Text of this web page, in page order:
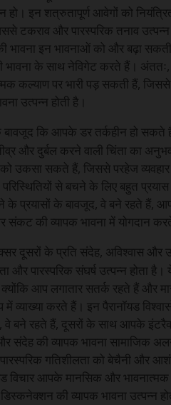
न हो। इन शत्रुतापूर्ण आवेगों को
टकराव और पारस्परिक तनाव उत्पन्न
भावना इन भावनाओं को और बढ़ा
के साथ नेविगेट करते हैं। अंततः,
कल्याण पर भारी पड़ सकती हैं,
उत्पन्न होती है।
कि आपके डर तर्कहीन हो सकते
और दुर्बल करने वाली चिंता का
उकसा सकते हैं, जिससे परहेज
परिस्थितियों से बचने के लिए बहुत
के प्रयासों के बावजूद, वे बने रहते हैं,
की व्यापक भावना में योगदान
दूसरों के प्रति संदेह, अविश्वास और
पारस्परिक संघर्ष उत्पन्न होता है। ये
आप लगातार सतर्क रहते हैं और
व्याख्या करते हैं। इन पैरानॉयड
वे बने रहते हैं, दूसरों के साथ आपके
संदेह की व्यापक भावना सामाजिक
गतिशीलता को बेचैनी और
विचार आपके मानसिक और
की व्यापक भावना उत्पन्न